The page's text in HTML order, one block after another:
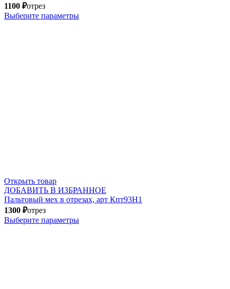
1100 ₽отрез
Выберите параметры
Открыть товар
ДОБАВИТЬ В ИЗБРАННОЕ
Пальтовый мех в отрезах, арт Кпт93Н1
1300 ₽отрез
Выберите параметры